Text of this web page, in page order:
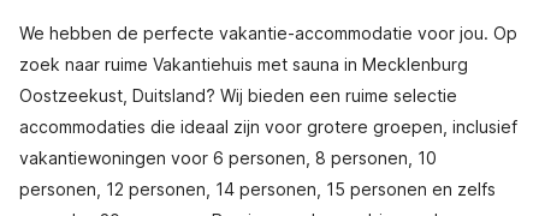
We hebben de perfecte vakantie-accommodatie voor jou. Op
zoek naar ruime Vakantiehuis met sauna in Mecklenburg
Oostzeekust, Duitsland? Wij bieden een ruime selectie
accommodaties die ideaal zijn voor grotere groepen, inclusief
vakantiewoningen voor 6 personen, 8 personen, 10
personen, 12 personen, 14 personen, 15 personen en zelfs